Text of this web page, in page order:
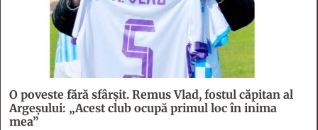
O poveste fără sfârşit. Remus Vlad, fostul căpitan al
Argeşului: „Acest club ocupă primul loc în inima
mea”